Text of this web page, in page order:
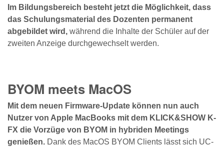
Im Bildungsbereich besteht jetzt die Möglichkeit, dass
das Schulungsmaterial des Dozenten permanent
abgebildet wird, während die Inhalte der Schüler auf der
zweiten Anzeige durchgewechselt werden.
BYOM meets MacOS
Mit dem neuen Firmware-Update können nun auch
Nutzer von Apple MacBooks mit dem KLICK&SHOW K-
FX die Vorzüge von BYOM in hybriden Meetings
genießen. Dank des MacOS BYOM Clients lässt sich UC-